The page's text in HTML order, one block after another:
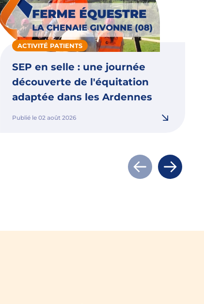
ACTIVITÉ PATIENTS
SEP en selle : une journée
découverte de l'équitation
adaptée dans les Ardennes
Publié le 02 août 2026
Actualité